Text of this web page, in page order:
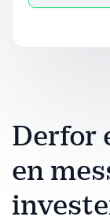
Derfor
en